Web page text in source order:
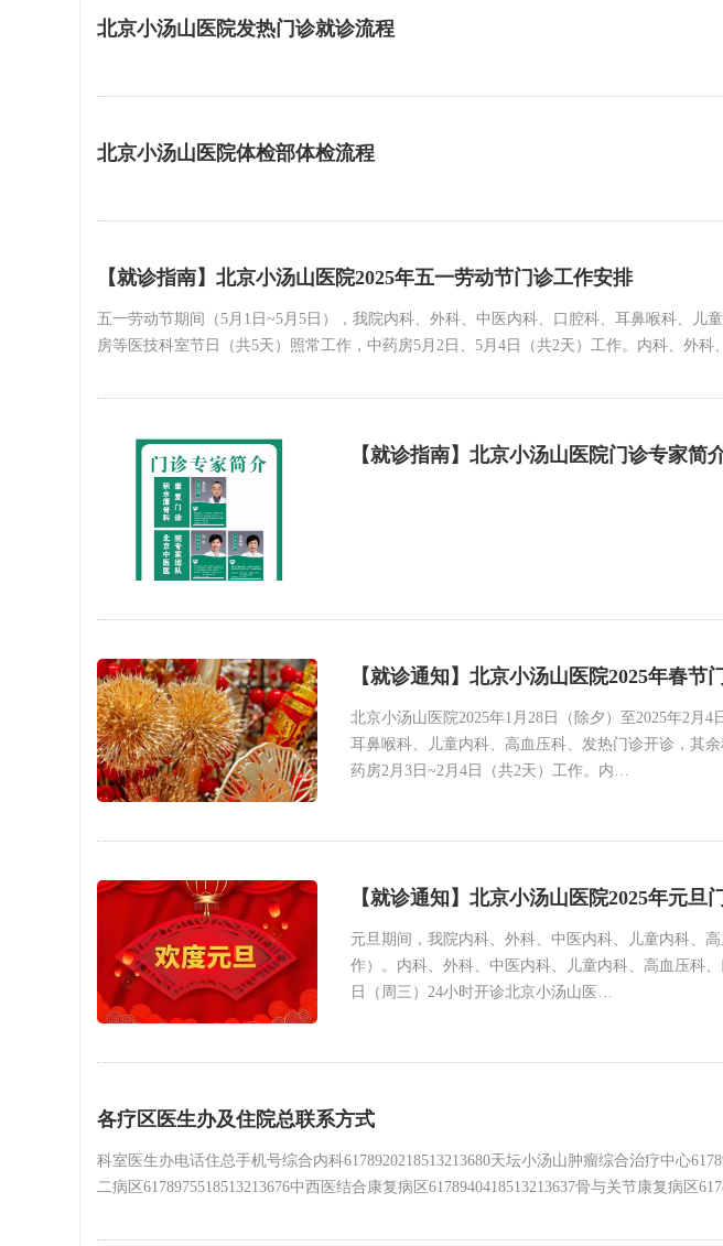
北京小汤山医院发热门诊就诊流程
北京小汤山医院体检部体检流程
【就诊指南】北京小汤山医院2025年五一劳动节门诊工作安排
五一劳动节期间（5月1日~5月5日），我院内科、外科、中医内科、口腔科、耳鼻喉科、
房等医技科室节日（共5天）照常工作，中药房5月2日、5月4日（共2天）工作。内科、外
【就诊指南】北京小汤山医院门诊专家简
【就诊通知】北京小汤山医院2025年春节
北京小汤山医院2025年1月28日（除夕）至2025年2月
耳鼻喉科、儿童内科、高血压科、发热门诊开诊，其
药房2月3日~2月4日（共2天）工作。内…
【就诊通知】北京小汤山医院2025年元旦
元旦期间，我院内科、外科、中医内科、儿童内科、
作）。内科、外科、中医内科、儿童内科、高血压科
日（周三）24小时开诊北京小汤山医…
各疗区医生办及住院总联系方式
科室医生办电话住总手机号综合内科6178920218513213680天坛小汤山肿瘤综合治疗中心
二病区6178975518513213676中西医结合康复病区6178940418513213637骨与关节康复病区